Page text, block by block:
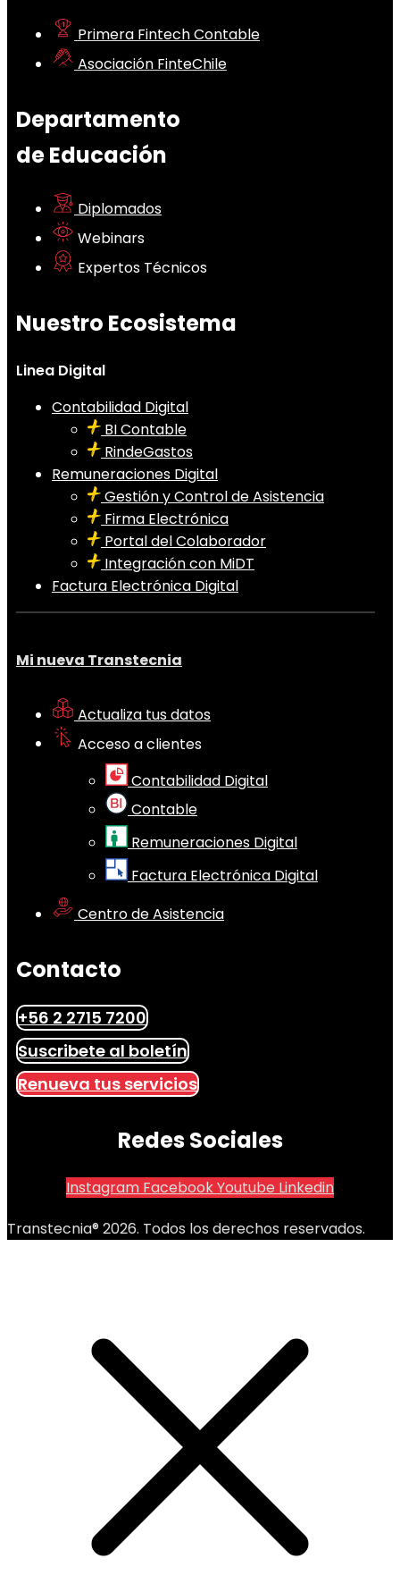
Primera Fintech Contable
Asociación FinteChile
Departamento
de Educación
Diplomados
Webinars
Expertos Técnicos
Nuestro Ecosistema
Linea Digital
Contabilidad Digital
BI Contable
RindeGastos
Remuneraciones Digital
Gestión y Control de Asistencia
Firma Electrónica
Portal del Colaborador
Integración con MiDT
Factura Electrónica Digital
Mi nueva Transtecnia
Actualiza tus datos
Acceso a clientes
Contabilidad Digital
Contable
Remuneraciones Digital
Factura Electrónica Digital
Centro de Asistencia
Contacto
+56 2 2715 7200
Suscribete al boletín
Renueva tus servicios
Redes Sociales
Instagram FacebookYoutube Linkedin
Transtecnia® 2026. Todos los derechos reservados.